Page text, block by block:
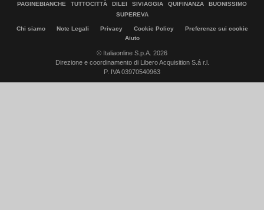
PAGINEBIANCHE
TUTTOCITTÀ DILEI SIVIAGGIA QUIFINANZA
BUONISSIMO
SUPEREVA
Chi siamo Note Legali Privacy Cookie Policy
Preferenze sui cookie
Aiuto
© Italiaonline S.p.A. 2026
Direzione e coordinamento di Libero Acquisition S.á r.l.
P. IVA 03970540963